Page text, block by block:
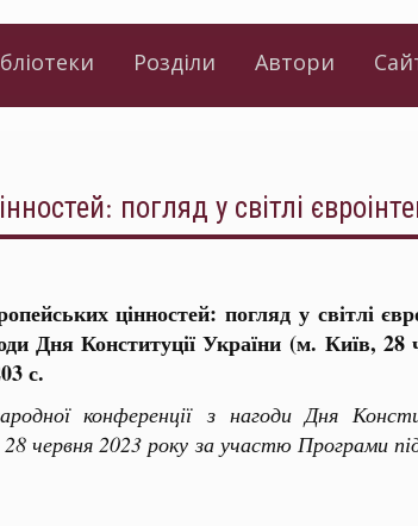
Розділи Автори
погляд у світлі
цінностей: погляд у світлі
Дня Конституції України (м. Київ,
с.
конференції з нагоди Дня
червня 2023 року за участю Програми